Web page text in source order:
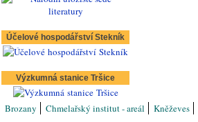
Účelové hospodářství Stekník
Výzkumná stanice Tršice
Brozany Chmelařský institut - areál Kněževes